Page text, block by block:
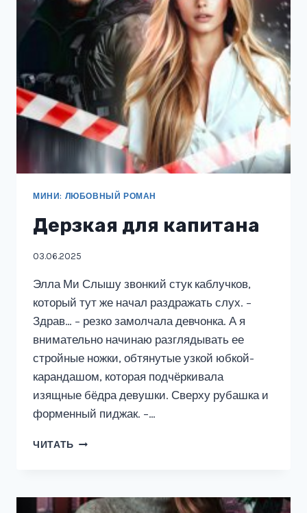
МИНИ: ЛЮБОВНЫЙ РОМАН
Дерзкая для капитана
03.06.2025
Элла Ми Слышу звонкий стук каблучков,
который тут же начал раздражать слух. –
Здрав… – резко замолчала девчонка. А я
внимательно начинаю разглядывать ее
стройные ножки, обтянутые узкой юбкой-
карандашом, которая подчёркивала
изящные бёдра девушки. Сверху рубашка и
форменный пиджак. –…
ЧИТАТЬ ДЕРЗКАЯ